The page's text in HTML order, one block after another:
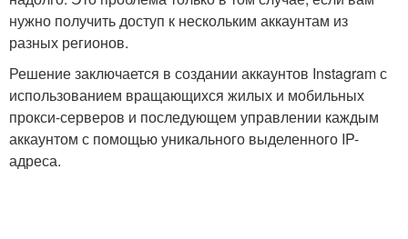
нужно получить доступ к нескольким аккаунтам из
разных регионов.
Решение заключается в создании аккаунтов Instagram с
использованием вращающихся жилых и мобильных
прокси-серверов и последующем управлении каждым
аккаунтом с помощью уникального выделенного IP-
адреса.